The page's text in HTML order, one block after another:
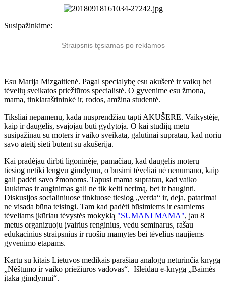
Susipažinkime:
Straipsnis tęsiamas po reklamos
Esu Marija Mizgaitienė. Pagal specialybę esu akušerė ir vaikų bei
tėvelių sveikatos priežiūros specialistė. O gyvenime esu žmona,
mama, tinklaraštininkė ir, rodos, amžina studentė.
Tiksliai nepamenu, kada nusprendžiau tapti AKUŠERE. Vaikystėje,
kaip ir daugelis, svajojau būti gydytoja. O kai studijų metu
susipažinau su moters ir vaiko sveikata, galutinai supratau, kad noriu
savo ateitį sieti būtent su akušerija.
Kai pradėjau dirbti ligoninėje, pamačiau, kad daugelis moterų
tiesiog netiki lengvu gimdymu, o būsimi tėveliai nė nenumano, kaip
gali padėti savo žmonoms. Tapusi mama supratau, kad vaiko
laukimas ir auginimas gali ne tik kelti nerimą, bet ir bauginti.
Diskusijos socialiniuose tinkluose tiesiog „verda“ ir, deja, patarimai
ne visada būna teisingi. Tam kad padėti būsimiems ir esamiems
tėveliams įkūriau tėvystės mokyklą "SUMANI MAMA", jau 8
metus organizuoju įvairius renginius, vedu seminarus, rašau
edukacinius straipsnius ir ruošiu mamytes bei tėvelius naujiems
gyvenimo etapams.
Kartu su kitais Lietuvos medikais parašiau analogų neturinčia knygą
„Nėštumo ir vaiko priežiūros vadovas“. Išleidau e-knygą „Baimės
įtaka gimdymui“.